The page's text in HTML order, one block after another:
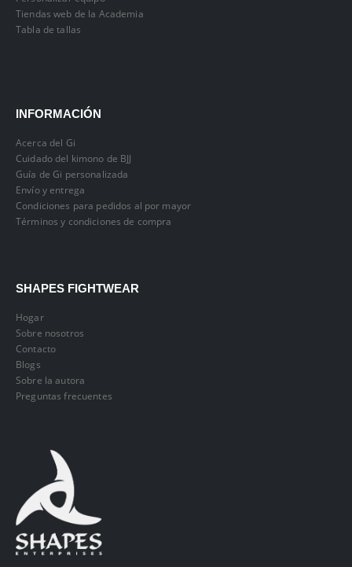
Tiendas web de la Academia
Tabla de tallas
INFORMACIÓN
Acerca del Gi
Cuidado del kimono de BJJ
Guía de Gi personalizada
Envío y entrega
Condiciones para pedidos al por mayor
Términos y condiciones de compra
SHAPES FIGHTWEAR
Hogar
Sobre nosotros
Contacto
Blogs
Sobre la autora
Preguntas frecuentes